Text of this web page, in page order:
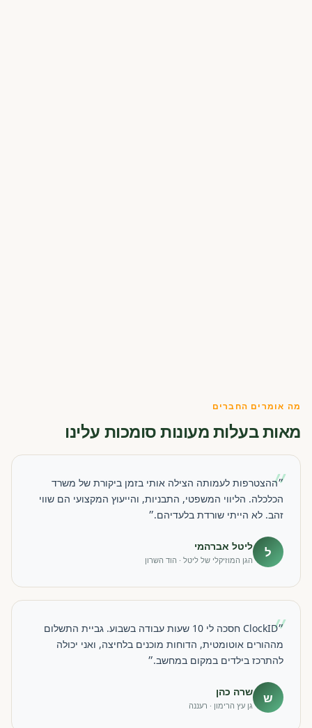
מה אומרים החברים
מאות בעלות מעונות סומכות עלינו
״
״ההצטרפות לעמותה הצילה אותי בזמן ביקורת של משרד
הכלכלה. הליווי המשפטי, התבניות, והייעוץ המקצועי הם שווי
זהב. לא הייתי שורדת בלעדיהם.״
ל ליטל אברהמי
הגן המוזיקלי של ליטל · הוד השרון
״
״ClockID חסכה לי 10 שעות עבודה בשבוע. גביית התשלום
מההורים אוטומטית, הדוחות מוכנים בלחיצה, ואני יכולה
להתרכז בילדים במקום במחשב.״
ש שרה כהן
גן עץ הרימון · רעננה